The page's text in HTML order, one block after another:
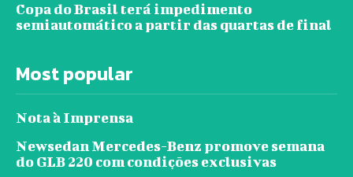
Copa do Brasil terá impedimento
semiautomático a partir das quartas de final
Most popular
Nota à Imprensa
Newsedan Mercedes-Benz promove semana
do GLB 220 com condições exclusivas